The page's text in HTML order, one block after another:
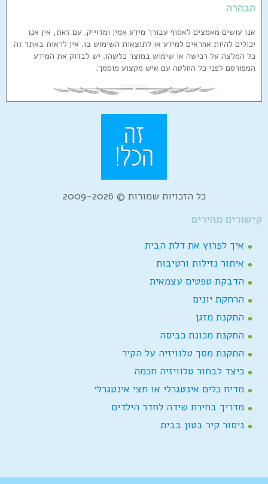
הבהרה
אנו עושים מאמצים לאסוף עבורך מידע אמין ומדוייק. עם זאת, אין אנו
יכולים להיות אחראים למידע או לתוצאות השימוש בו. אין לראות באתר זה
כל המלצה על רכישה או שימוש במוצר כלשהו. יש לבדוק את המידע
המפורסם לפני כל החלטה עם איש מקצוע מוסמך.
כל הזכויות שמורות © 2009-2026
קישורים מהירים
איך לפרוץ את דלת הבית
איתור נזילות ורטיבות
הדבקת טפטים עצמאית
הרחקת יונים
התקנת מזגן
התקנת מכונת כביסה
התקנת מסך טלוויזיה על הקיר
כיצד לבחור טלוויזיה חכמה
מדיח כלים אינטגרלי או חצי אינטגרלי
מדריך בחירת שידה לחדר הילדים
ניסור קיר בטון בבית